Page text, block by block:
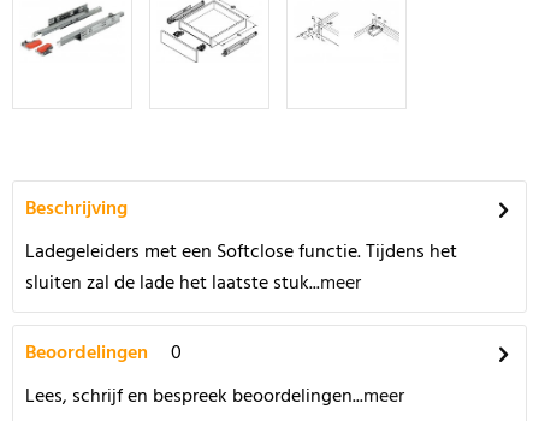
Beschrijving
Ladegeleiders met een Softclose functie. Tijdens het
sluiten zal de lade het laatste stuk...meer
Beoordelingen
0
Lees, schrijf en bespreek beoordelingen...meer